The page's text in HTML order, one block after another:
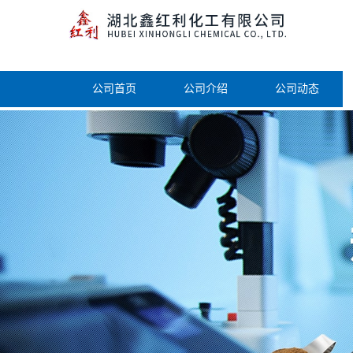
公司首页 公司介绍 公司动态